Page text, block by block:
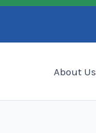
About Us
Search